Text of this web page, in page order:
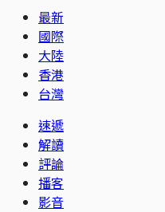
最新
國際
大陸
香港
台灣
速遞
解讀
評論
播客
影音